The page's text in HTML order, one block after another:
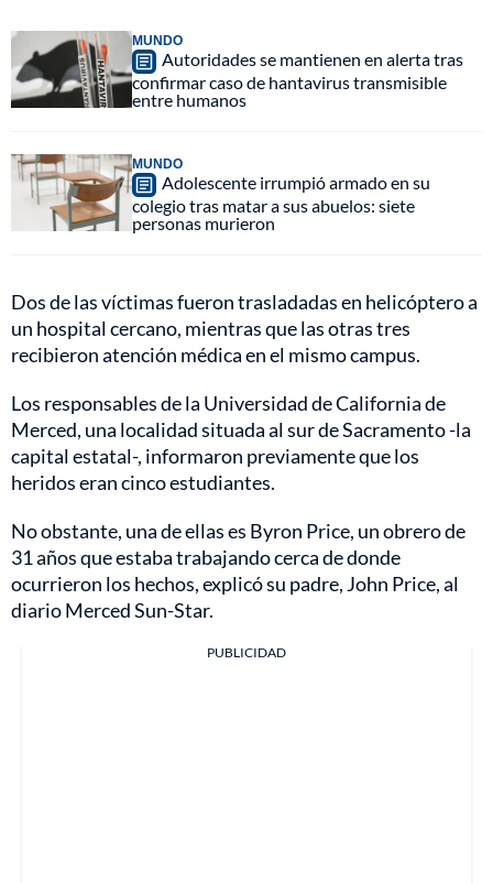
MUNDO
Autoridades se mantienen en alerta tras
confirmar caso de hantavirus transmisible
entre humanos
MUNDO
Adolescente irrumpió armado en su
colegio tras matar a sus abuelos: siete
personas murieron
Dos de las víctimas fueron trasladadas en helicóptero a
un hospital cercano, mientras que las otras tres
recibieron atención médica en el mismo campus.
Los responsables de la Universidad de California de
Merced, una localidad situada al sur de Sacramento -la
capital estatal-, informaron previamente que los
heridos eran cinco estudiantes.
No obstante, una de ellas es Byron Price, un obrero de
31 años que estaba trabajando cerca de donde
ocurrieron los hechos, explicó su padre, John Price, al
diario Merced Sun-Star.
PUBLICIDAD